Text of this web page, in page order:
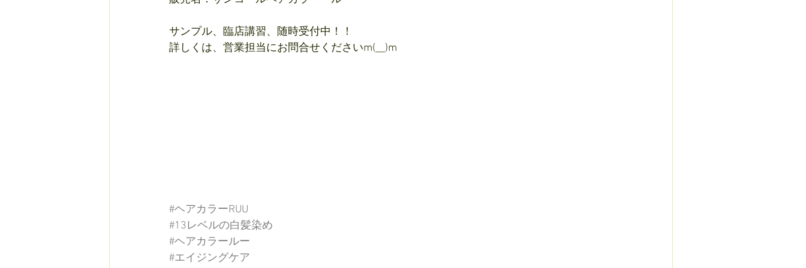
サンプル、臨店講習、随時受付中！！
詳しくは、営業担当にお問合せくださいm(__)m
#ヘアカラーRUU
#13レベルの白髪染め
#ヘアカラールー
#エイジングケア